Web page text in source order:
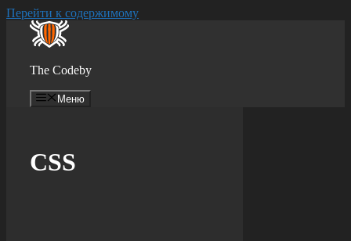
Перейти к содержимому
The Codeby
Меню
CSS